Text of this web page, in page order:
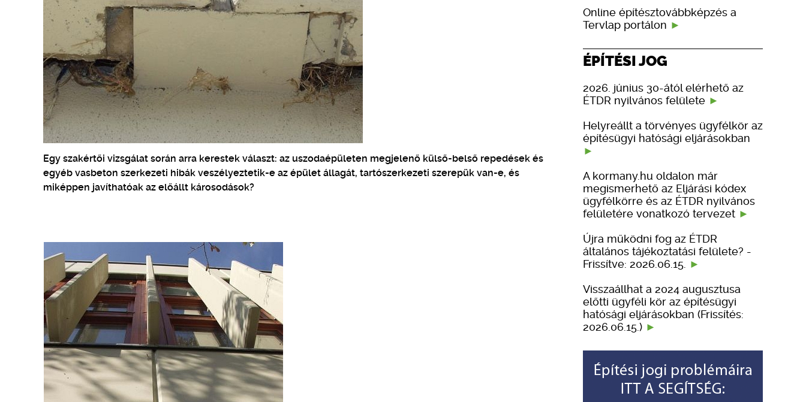
Egy szakértői vizsgálat során arra kerestek választ: az uszodaépületen megjelenő külső-belső repedések és
egyéb vasbeton szerkezeti hibák veszélyeztetik-e az épület állagát, tartószerkezeti szerepük van-e, és
miképpen javíthatóak az előállt károsodások?
Online építésztovábbképzés a
Tervlap portálon
ÉPÍTÉSI JOG
2026. június 30-ától elérhető az
ÉTDR nyilvános felülete
Helyreállt a törvényes ügyfélkör az
építésügyi hatósági eljárásokban
A kormany.hu oldalon már
megismerhető az Eljárási kódex
ügyfélkörre és az ÉTDR nyilvános
felületére vonatkozó tervezet
Újra működni fog az ÉTDR
általános tájékoztatási felülete? -
Frissítve: 2026.06.15.
Visszaállhat a 2024 augusztusa
előtti ügyféli kör az építésügyi
hatósági eljárásokban (Frissítés:
2026.06.15.)